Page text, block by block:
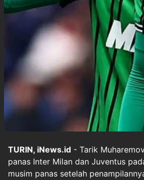
TURIN, iNews.id - Tarik
panas Inter Milan dan Juventus
musim panas setelah